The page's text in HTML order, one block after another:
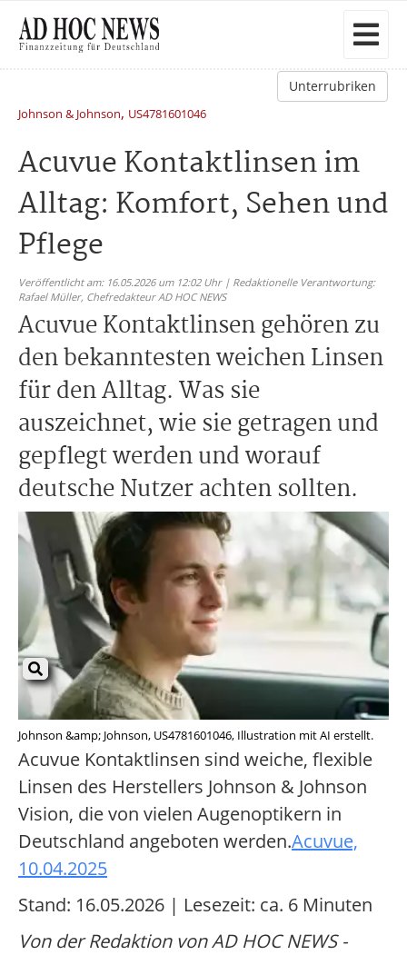
Unterrubriken
Johnson & Johnson, US4781601046
Acuvue Kontaktlinsen im
Alltag: Komfort, Sehen und
Pflege
Veröffentlicht am: 16.05.2026 um 12:02 Uhr | Redaktionelle Verantwortung:
Rafael Müller, Chefredakteur AD HOC NEWS
Acuvue Kontaktlinsen gehören zu
den bekanntesten weichen Linsen
für den Alltag. Was sie
auszeichnet, wie sie getragen und
gepflegt werden und worauf
deutsche Nutzer achten sollten.
Johnson &amp; Johnson, US4781601046, Illustration mit AI erstellt.
Acuvue Kontaktlinsen sind weiche, flexible
Linsen des Herstellers Johnson & Johnson
Vision, die von vielen Augenoptikern in
Deutschland angeboten werden.Acuvue,
10.04.2025
Stand: 16.05.2026 | Lesezeit: ca. 6 Minuten
Von der Redaktion von AD HOC NEWS -